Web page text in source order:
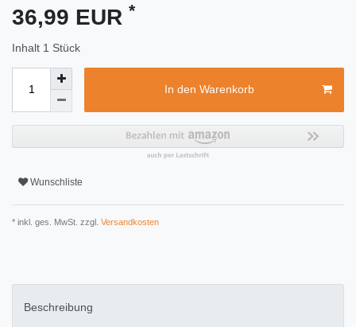
36,99 EUR *
Inhalt 1 Stück
In den Warenkorb
Wunschliste
* inkl. ges. MwSt. zzgl. Versandkosten
Beschreibung